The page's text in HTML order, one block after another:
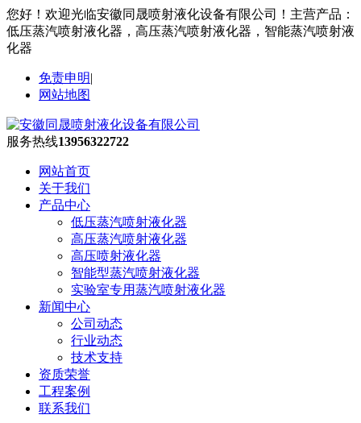
您好！欢迎光临安徽同晟喷射液化设备有限公司！主营产品：
低压蒸汽喷射液化器，高压蒸汽喷射液化器，智能蒸汽喷射液
化器
免责申明|
网站地图
服务热线13956322722
网站首页
关于我们
产品中心
低压蒸汽喷射液化器
高压蒸汽喷射液化器
高压喷射液化器
智能型蒸汽喷射液化器
实验室专用蒸汽喷射液化器
新闻中心
公司动态
行业动态
技术支持
资质荣誉
工程案例
联系我们